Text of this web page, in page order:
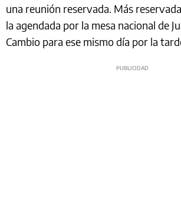
una reunión reservada. Más
la agendada por la mesa nacional de
Cambio para ese mismo día por la